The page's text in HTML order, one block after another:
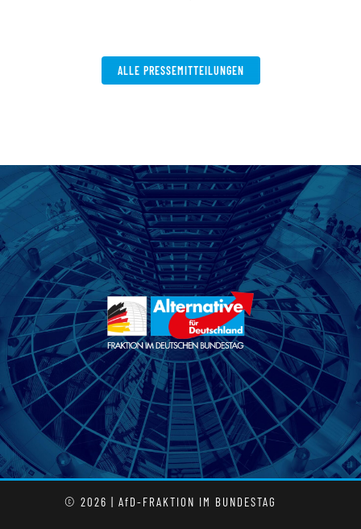
ALLE PRESSEMITTEILUNGEN
© 2026 | AfD-FRAKTION IM BUNDESTAG